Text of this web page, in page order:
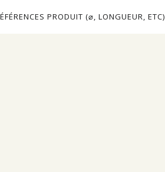
PRODUIT (⌀, LONGUEUR, ETC)